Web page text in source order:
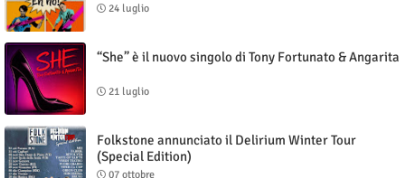
24 luglio
“She” è il nuovo singolo di Tony Fortunato & Angarita
21 luglio
Folkstone annunciato il Delirium Winter Tour
(Special Edition)
07 ottobre